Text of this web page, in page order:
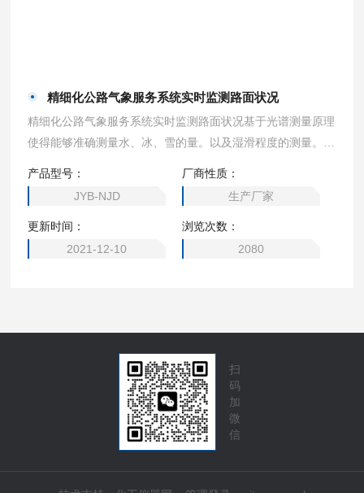
精细化公路气象服务系统实时监测路面状况
精细化公路气象服务系统实时监测路面状况基于光谱测量原理
使得能够准确测量水、冰、雪的量。以及湿滑程度的测量。带
反射入接收器进行整合。传感器能够区分道路表面的水或冰引
起的特定波长的反射，也可以探测到雪或霜。
产品型号：
JYB-NJD
厂商性质：
生产厂家
更新时间：
2021-12-10
浏览次数：
2080
扫
码
加
微
信